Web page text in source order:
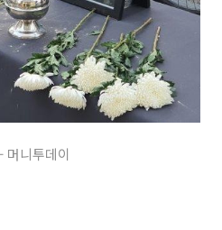
머니투데이